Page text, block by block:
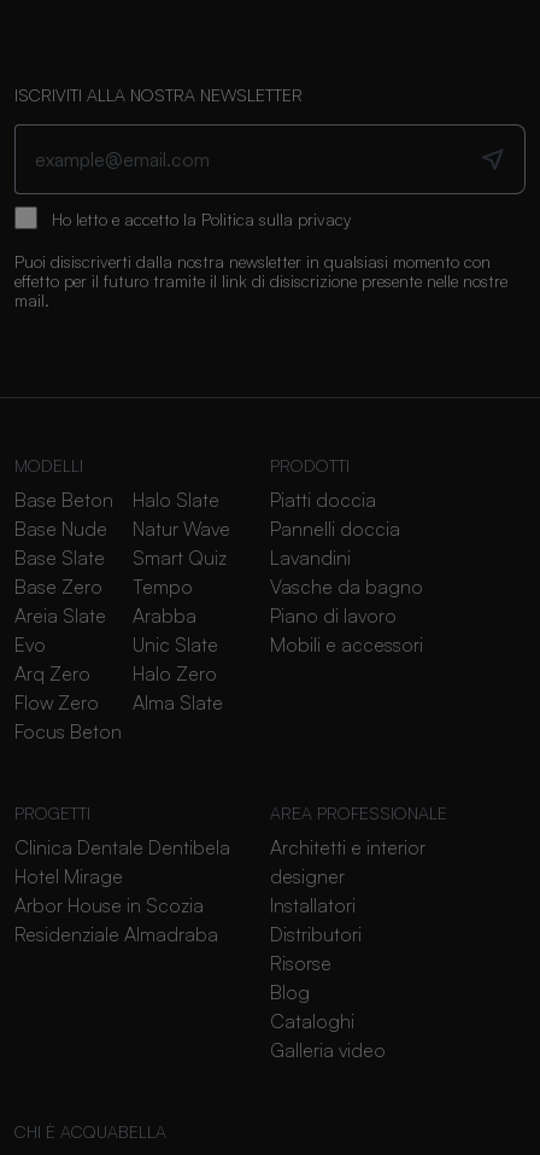
ISCRIVITI ALLA NOSTRA NEWSLETTER
Ho letto e accetto la Politica sulla privacy
Puoi disiscriverti dalla nostra newsletter in qualsiasi momento con
effetto per il futuro tramite il link di disiscrizione presente nelle nostre
mail.
MODELLI
Base Beton
Base Nude
Base Slate
Base Zero
Areia Slate
Evo
Arq Zero
Flow Zero
Focus Beton
Halo Slate
Natur Wave
Smart Quiz
Tempo
Arabba
Unic Slate
Halo Zero
Alma Slate
PRODOTTI
Piatti doccia
Pannelli doccia
Lavandini
Vasche da bagno
Piano di lavoro
Mobili e accessori
PROGETTI
Clinica Dentale Dentibela
Hotel Mirage
Arbor House in Scozia
Residenziale Almadraba
AREA PROFESSIONALE
Architetti e interior
designer
Installatori
Distributori
Risorse
Blog
Cataloghi
Galleria video
CHI È ACQUABELLA